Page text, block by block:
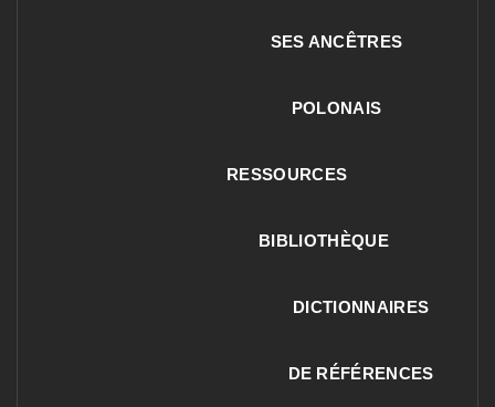
SES ANCÊTRES
POLONAIS
RESSOURCES
BIBLIOTHÈQUE
DICTIONNAIRES
DE RÉFÉRENCES